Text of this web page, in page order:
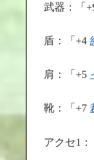
武器：「
盾：「+4
肩：「+5
靴：「+7
アクセ1：